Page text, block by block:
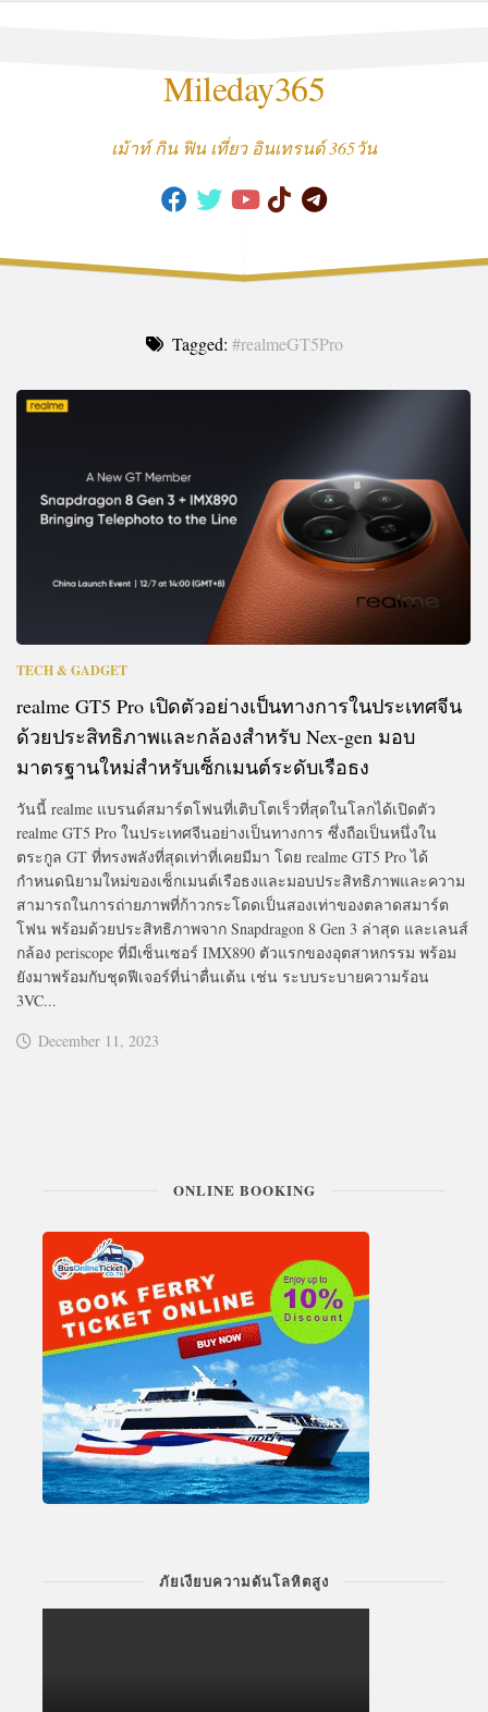
Mileday365
เม้าท์ กิน ฟิน เที่ยว อินเทรนด์ 365วัน
Tagged: #realmeGT5Pro
TECH & GADGET
realme GT5 Pro เปิดตัวอย่างเป็นทางการในประเทศจีน
ด้วยประสิทธิภาพและกล้องสำหรับ Nex-gen มอบ
มาตรฐานใหม่สำหรับเซ็กเมนต์ระดับเรือธง
วันนี้ realme แบรนด์สมาร์ตโฟนที่เติบโตเร็วที่สุดในโลกได้เปิดตัว
realme GT5 Pro ในประเทศจีนอย่างเป็นทางการ ซึ่งถือเป็นหนึ่งใน
ตระกูล GT ที่ทรงพลังที่สุดเท่าที่เคยมีมา โดย realme GT5 Pro ได้
กำหนดนิยามใหม่ของเซ็กเมนต์เรือธงและมอบประสิทธิภาพและความ
สามารถในการถ่ายภาพที่ก้าวกระโดดเป็นสองเท่าของตลาดสมาร์ต
โฟน พร้อมด้วยประสิทธิภาพจาก Snapdragon 8 Gen 3 ล่าสุด และเลนส์
กล้อง periscope ที่มีเซ็นเซอร์ IMX890 ตัวแรกของอุตสาหกรรม พร้อม
ยังมาพร้อมกับชุดฟีเจอร์ที่น่าตื่นเต้น เช่น ระบบระบายความร้อน
3VC...
December 11, 2023
ONLINE BOOKING
ภัยเงียบความดันโลหิตสูง